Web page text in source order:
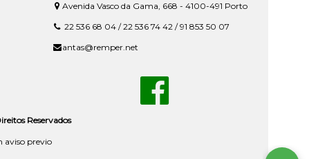
Avenida Vasco da Gama, 668 - 4100-491 Porto
22 536 68 04 / 22 536 74 42 / 91 853 50 07
antas@remper.net
Reservados
aviso previo